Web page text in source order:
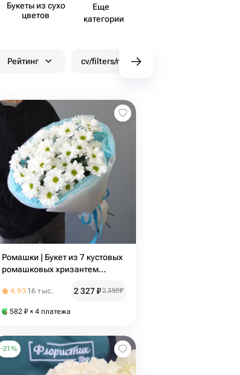
Букеты из сухо​
цветов
Еще
категории
Рейтинг cv/filters/name_fast_delivery
Ромашки | Букет из 7 кустовых
ромашковых хризантем
оформлении
4.93 16 тыс. 2 327₽2 350₽
582 ₽ × 4 платежа
-21 %